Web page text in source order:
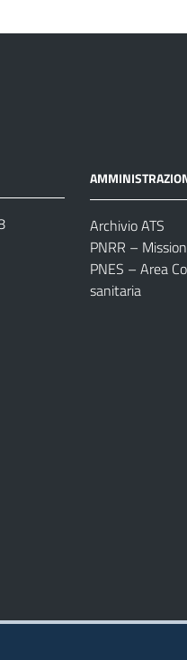
Archivio ATS
PNRR –
PNES – Area
sanitaria